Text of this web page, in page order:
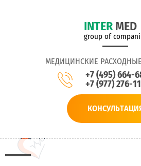
INTERMED
group of
МЕДИЦИНСКИЕ
+7 (495) 664-
+7 (977) 276-